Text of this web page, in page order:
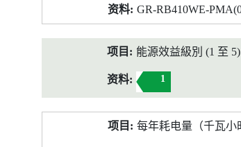
GR-RB410WE-
能源效益級別 (1 至 5)
1
每年耗电量（千瓦小